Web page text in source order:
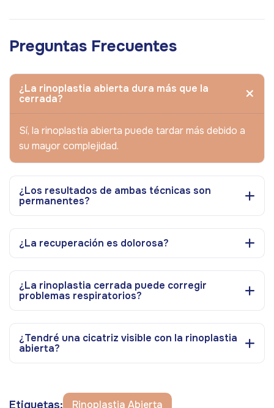
Preguntas Frecuentes
¿La rinoplastia abierta dura más que la
cerrada?
Sí, la rinoplastia abierta puede tardar más debido a
su mayor complejidad.
¿Los resultados de ambas técnicas son
permanentes?
¿La recuperación es dolorosa?
¿La rinoplastia cerrada puede corregir
problemas respiratorios?
¿Tendré una cicatriz visible con la rinoplastia
abierta?
Etiquetas: Rinoplastia Abierta